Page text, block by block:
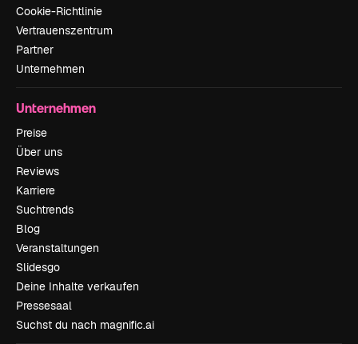
Cookie-Richtlinie
Vertrauenszentrum
Partner
Unternehmen
Unternehmen
Preise
Über uns
Reviews
Karriere
Suchtrends
Blog
Veranstaltungen
Slidesgo
Deine Inhalte verkaufen
Pressesaal
Suchst du nach magnific.ai